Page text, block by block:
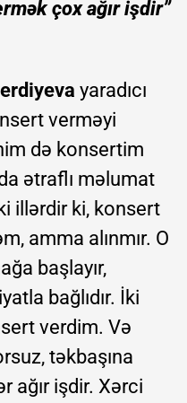
çox ağır işdir”
yaradıcı
verməyi
də konsertim
ətraflı məlumat
illərdir ki, konsert
amma alınmır. O
başlayır,
bağlıdır. İki
verdim. Və
təkbaşına
ağır işdir. Xərci